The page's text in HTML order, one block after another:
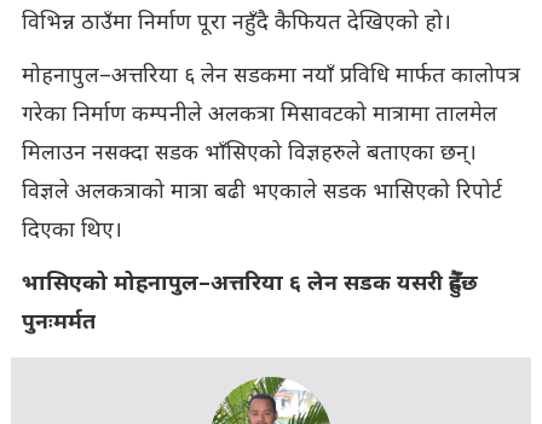
विभिन्न ठाउँमा निर्माण पूरा नहुँदै कैफियत देखिएको हो।
मोहनापुल–अत्तरिया ६ लेन सडकमा नयाँ प्रविधि मार्फत कालोपत्र
गरेका निर्माण कम्पनीले अलकत्रा मिसावटको मात्रामा तालमेल
मिलाउन नसक्दा सडक भाँसिएको विज्ञहरुले बताएका छन्।
विज्ञले अलकत्राको मात्रा बढी भएकाले सडक भासिएको रिपोर्ट
दिएका थिए।
भासिएको मोहनापुल–अत्तरिया ६ लेन सडक यसरी हुँदैछ
पुनःमर्मत